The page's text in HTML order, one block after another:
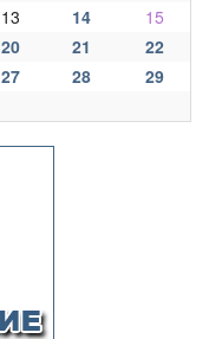
13 14
15
20 21
22
27 28
29